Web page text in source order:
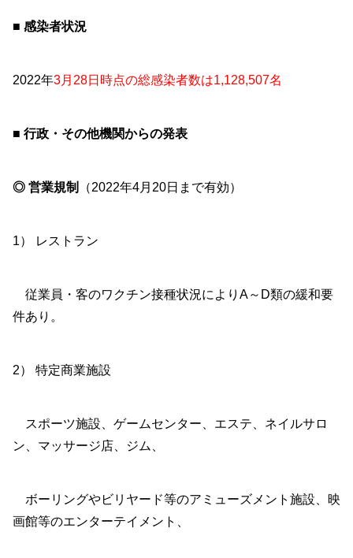
■ 感染者状況
2022年3月28日時点の総感染者数は1,128,507名
■ 行政・その他機関からの発表
◎ 営業規制 （2022年4月20日まで有効）
1） レストラン
従業員・客のワクチン接種状況によりA～D類の緩和要
件あり。
2） 特定商業施設
スポーツ施設、ゲームセンター、エステ、ネイルサロ
ン、マッサージ店、ジム、
ボーリングやビリヤード等のアミューズメント施設、映
画館等のエンターテイメント、